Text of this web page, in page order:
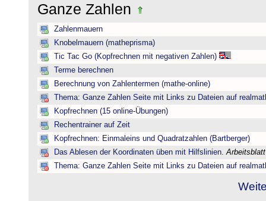
Ganze Zahlen
Zahlenmauern
Knobelmauern (matheprisma)
Tic Tac Go (Kopfrechnen mit negativen Zahlen)
Terme berechnen
Berechnung von Zahlentermen (mathe-online)
Thema: Ganze Zahlen Seite mit Links zu Dateien auf
Kopfrechnen (15 online-Übungen)
Rechentrainer auf Zeit
Kopfrechnen: Einmaleins und Quadratzahlen (Bartberger)
Das Ablesen der Koordinaten üben mit Hilfslinien.
Thema: Ganze Zahlen Seite mit Links zu Dateien auf